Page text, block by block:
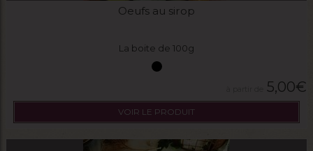
Oeufs au sirop
La boite de 100g
5,00€
VOIR LE PRODUIT